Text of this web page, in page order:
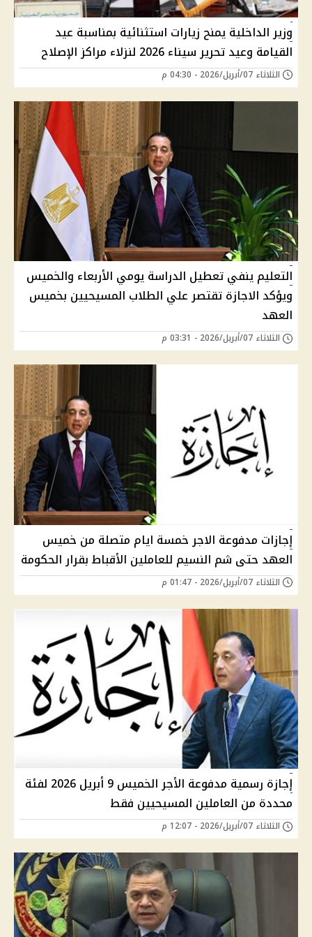
وزير الداخلية يمنح زيارات استثنائية بمناسبة عيد
القيامة وعيد تحرير سيناء 2026 لنزلاء مراكز الإصلاح
الثلاثاء 07/أبريل/2026 - 04:30 م
التعليم ينفي تعطيل الدراسة يومي الأربعاء والخميس
ويؤكد الاجازة تقتصر علي الطلاب المسيحيين بخميس
العهد
الثلاثاء 07/أبريل/2026 - 03:31 م
إجازات مدفوعة الاجر خمسة ايام متصلة من خميس
العهد حتى شم النسيم للعاملين الأقباط بقرار الحكومة
الثلاثاء 07/أبريل/2026 - 01:47 م
إجازة رسمية مدفوعة الأجر الخميس 9 أبريل 2026 لفئة
محددة من العاملين المسيحيين فقط
الثلاثاء 07/أبريل/2026 - 12:07 م